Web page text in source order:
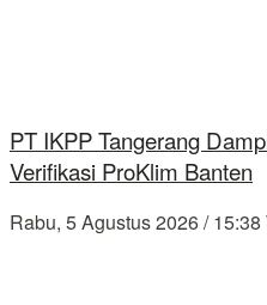
PT IKPP Tangerang
Verifikasi ProKlim Banten
Rabu, 5 Agustus 2026 / 15:38